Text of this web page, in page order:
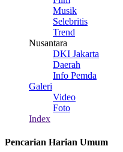
Musik
Selebritis
Trend
Nusantara
DKI Jakarta
Daerah
Info Pemda
Galeri
Video
Foto
Index
Pencarian Harian Umum